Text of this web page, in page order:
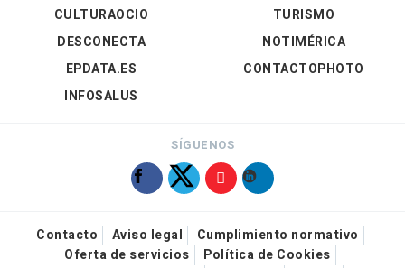
CULTURAOCIO
DESCONECTA
EPDATA.ES
INFOSALUS
TURISMO
NOTIMÉRICA
CONTACTOPHOTO
SÍGUENOS
Contacto Aviso legal
Cumplimiento normativo
Oferta de servicios
Política de Cookies